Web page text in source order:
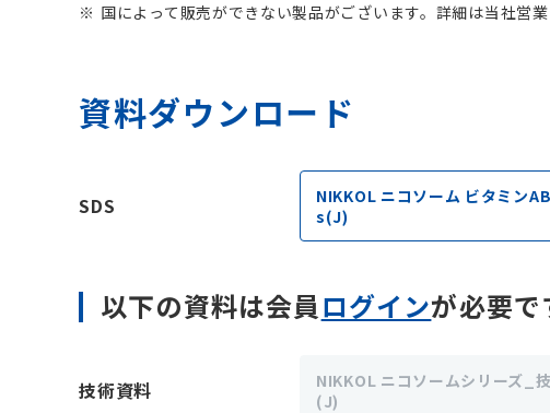
国によって販売ができない製品がございます。詳細は当社営
資料ダウンロード
SDS
NIKKOL ニコソーム ビタミン
s(J)
以下の資料は会員ログインが必要で
技術資料
NIKKOL ニコソームシリーズ_
(J)